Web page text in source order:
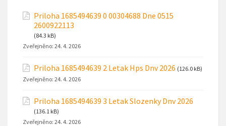
Priloha 1685494639 0 00304688 Dne 0515
2600922113
(84.3 kB)
Zveřejněno: 24. 4. 2026
Priloha 1685494639 2 Letak Hps Dnv 2026 (126.0 kB)
Zveřejněno: 24. 4. 2026
Priloha 1685494639 3 Letak Slozenky Dnv 2026
(136.1 kB)
Zveřejněno: 24. 4. 2026